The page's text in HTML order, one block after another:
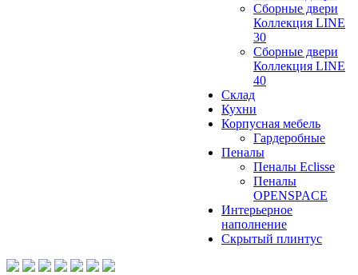
Сборные двери
Коллекция LINE
30
Сборные двери
Коллекция LINE
40
Склад
Кухни
Корпусная мебель
Гардеробные
Пеналы
Пеналы Eclisse
Пеналы
OPENSPACE
Интерьерное
наполнение
Скрытый плинтус